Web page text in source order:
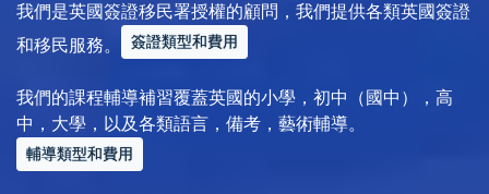
我們是英國簽證移民署授權的顧問，我們提供各類英國簽證
和移民服務。
簽證類型和費用
我們的課程輔導補習覆蓋英國的小學，初中（國中），高
中，大學，以及各類語言，備考，藝術輔導。
輔導類型和費用